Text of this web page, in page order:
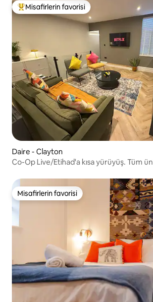
Misafirlerin favorilerinden en beğenilenler
Misafirlerin favorisi
Daire - Clayton
Co-Op Live/Etihad'a kısa yürüyüş. Tüm
Misafirlerin favorisi
Misafirlerin favorisi